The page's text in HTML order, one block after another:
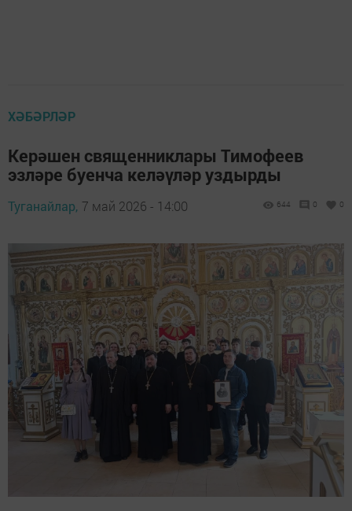
ХӘБӘРЛӘР
Керәшен священниклары Тимофеев
эзләре буенча келәүләр уздырды
Туганайлар, 7 май 2026 - 14:00 644 0 0